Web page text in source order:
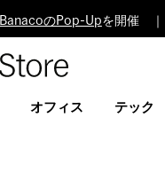
BanacoのPop-Upを開催
Design
オフィス テック